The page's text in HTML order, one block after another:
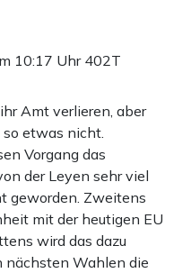
10:17 Uhr 402T
Amt verlieren, aber
etwas nicht.
Vorgang das
der Leyen sehr viel
geworden. Zweitens
mit der heutigen EU
wird das dazu
nächsten Wahlen die